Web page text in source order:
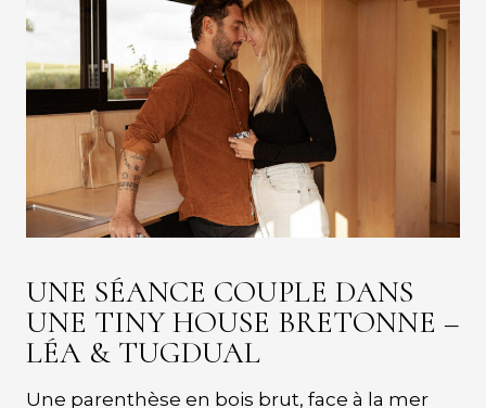
UNE SÉANCE COUPLE DANS
UNE TINY HOUSE BRETONNE –
LÉA & TUGDUAL
Une parenthèse en bois brut, face à la mer